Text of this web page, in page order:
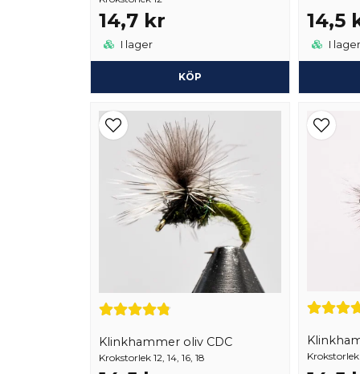
14,7 kr
I lager
KÖP
14,5
I lager
Klinkhammer oliv CDC
Krokstorlek 12, 14, 16, 18 Krokstorlek